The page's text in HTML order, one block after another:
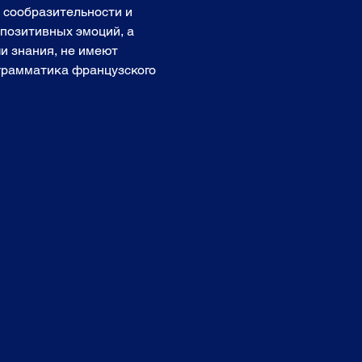
и
эмоций, а
знания, не имеют
французского